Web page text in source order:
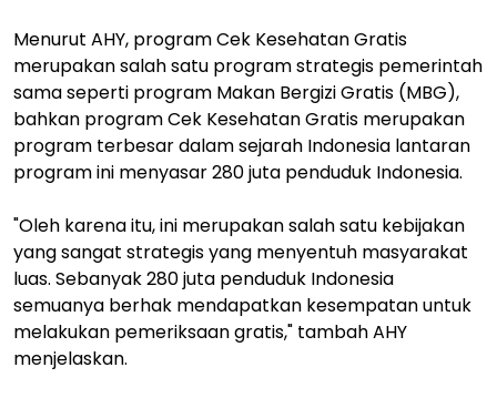
Menurut AHY, program Cek Kesehatan Gratis
merupakan salah satu program strategis pemerintah
sama seperti program Makan Bergizi Gratis (MBG),
bahkan program Cek Kesehatan Gratis merupakan
program terbesar dalam sejarah Indonesia lantaran
program ini menyasar 280 juta penduduk Indonesia.
"Oleh karena itu, ini merupakan salah satu kebijakan
yang sangat strategis yang menyentuh masyarakat
luas. Sebanyak 280 juta penduduk Indonesia
semuanya berhak mendapatkan kesempatan untuk
melakukan pemeriksaan gratis," tambah AHY
menjelaskan.